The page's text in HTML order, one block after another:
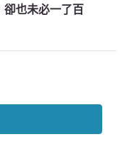
卻也未必一了百